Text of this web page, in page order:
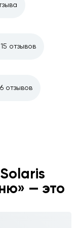
15 отзывов
6 отзывов
— это